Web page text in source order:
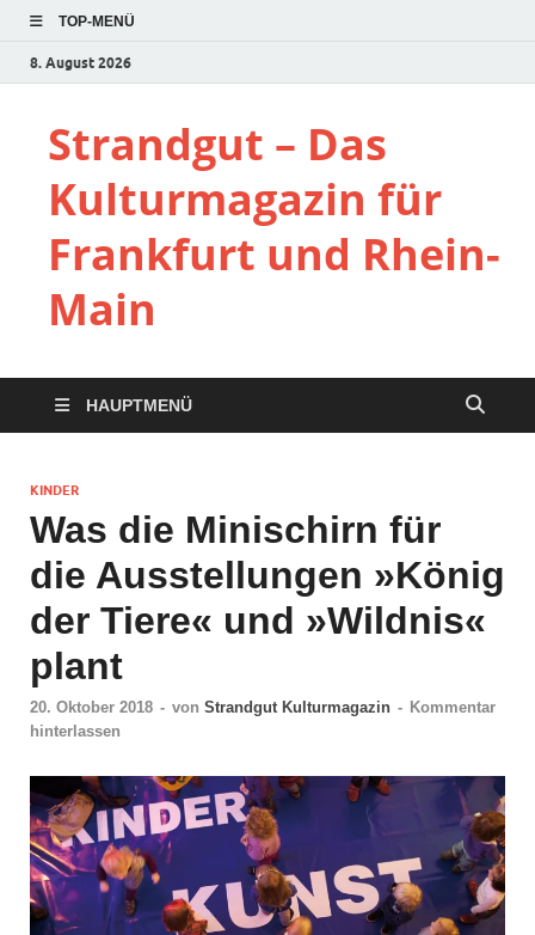
TOP-MENÜ
8. August 2026
Strandgut – Das
Kulturmagazin für
Frankfurt und Rhein-
Main
HAUPTMENÜ
KINDER
Was die Minischirn für
die Ausstellungen »König
der Tiere« und »Wildnis«
plant
20. Oktober 2018 - von Strandgut Kulturmagazin - Kommentar
hinterlassen